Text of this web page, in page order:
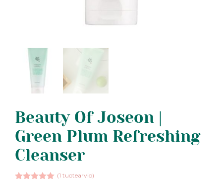
Beauty Of Joseon |
Green Plum Refreshing
Cleanser
(1 tuotearvio)